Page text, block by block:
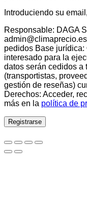
Introduciendo su
Responsable: DAGA
pedidos Base jurídica:
interesado para la
datos serán cedidos a
(transportistas,
gestión de reseñas)
Derechos: Acceder,
más en la política de
Registrarse